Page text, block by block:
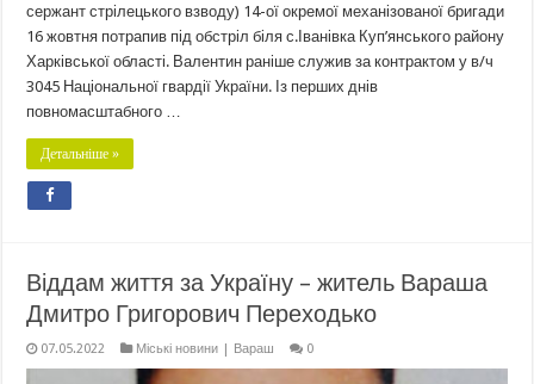
сержант стрілецького взводу) 14-ої окремої механізованої бригади
16 жовтня потрапив під обстріл біля с.Іванівка Куп’янського району
Харківської області. Валентин раніше служив за контрактом у в/ч
3045 Національної гвардії України. Із перших днів
повномасштабного …
Детальніше »
Віддам життя за Україну – житель Вараша
Дмитро Григорович Переходько
07.05.2022 Міські новини | Вараш 0